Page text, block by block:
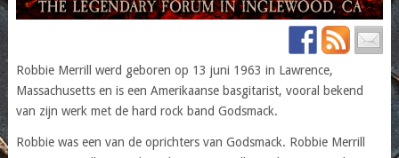
Robbie Merrill werd geboren op 13 juni 1963 in Lawrence,
Massachusetts en is een Amerikaanse basgitarist, vooral bekend
van zijn werk met de hard rock band Godsmack.
Robbie was een van de oprichters van Godsmack. Robbie Merrill